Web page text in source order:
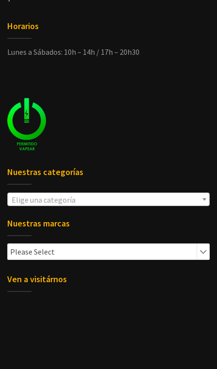
Horarios
Lunes a Sábados: 10h – 14h / 17h – 20h30
Nuestras categorías
Elige una categoría
Nuestras marcas
Please Select
Ven a visitárnos